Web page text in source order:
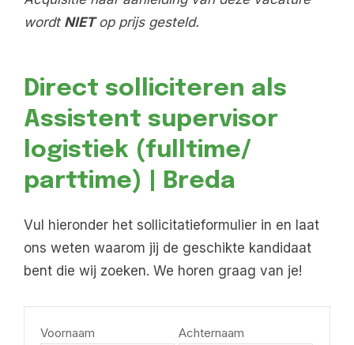
wordt NIETop prijs gesteld.
Direct solliciteren als
Assistent supervisor
logistiek (fulltime/
parttime) | Breda
Vul hieronder het sollicitatieformulier in en laat
ons weten waarom jij de geschikte kandidaat
bent die wij zoeken. We horen graag van je!
Voornaam Achternaam